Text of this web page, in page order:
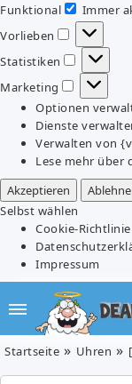
Funktional
Immer
Vorlieben
Vorlieben
Statistiken
Marketing
Marketing
Optionen
Dienste
Verwalten von
Lese mehr über
Akzeptieren
Selbst wählen
Cookie-Richtlinie
Impressum
Startseite Uhren